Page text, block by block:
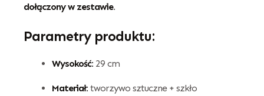
dołączony w zestawie.
Parametry produktu:
Wysokość: 29 cm
Materiał: tworzywo sztuczne + szkło